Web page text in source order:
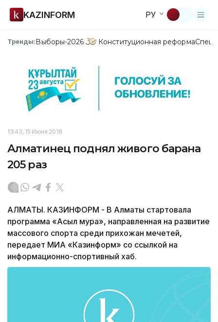
KAZINFORM РУ
Тренды:Выборы-2026 Конституционная реформа
13:43, 15 Июня 2018
Алматинец поднял живого барана
205 раз
АЛМАТЫ. КАЗИНФОРМ - В Алматы стартовала
программа «Асыл мура», направленная на развитие
массового спорта среди прихожан мечетей,
передает МИА «Казинформ» со ссылкой на
информационно-спортивный хаб.